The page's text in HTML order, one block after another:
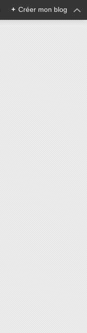
+ Créer mon blog